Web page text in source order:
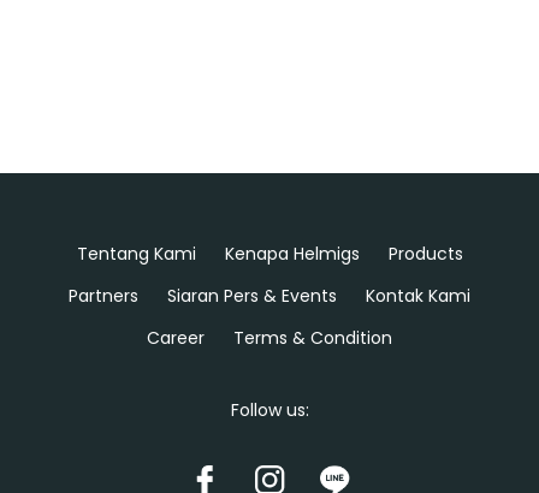
Tentang Kami Kenapa Helmigs
Products
Partners
Siaran Pers & Events
Kontak Kami
Career
Terms & Condition
Follow us: